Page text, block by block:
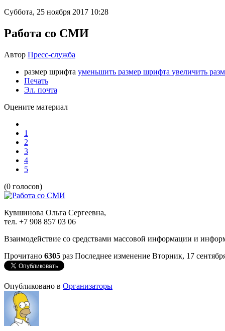
Суббота, 25 ноября 2017 10:28
Работа со СМИ
Автор Пресс-служба
размер шрифта уменьшить размер шрифта увеличить
Печать
Эл. почта
Оцените материал
1
2
3
4
5
(0 голосов)
Кувшинова Ольга Сергеевна,
тел. +7 908 857 03 06
Взаимодействие со средствами массовой информации и
Прочитано 6305 раз Последнее изменение Вторник, 17
Опубликовано в Организаторы